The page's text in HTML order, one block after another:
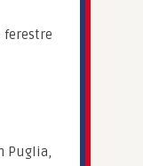
ferestre
Puglia,